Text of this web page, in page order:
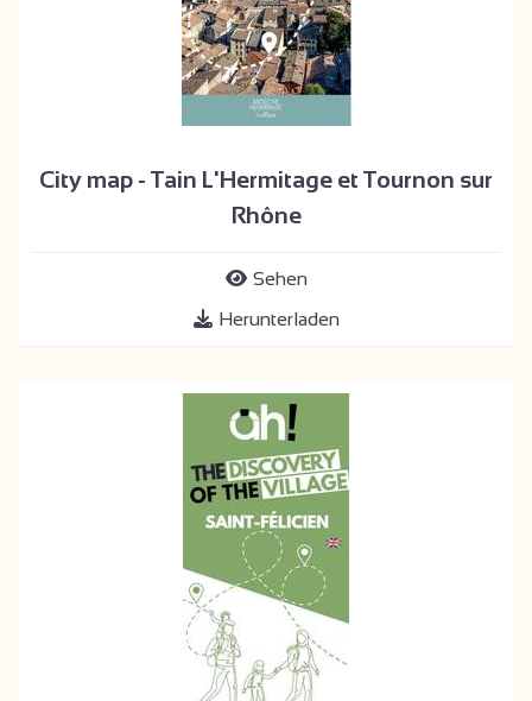
City map - Tain L'Hermitage et Tournon sur
Rhône
Sehen
Herunterladen